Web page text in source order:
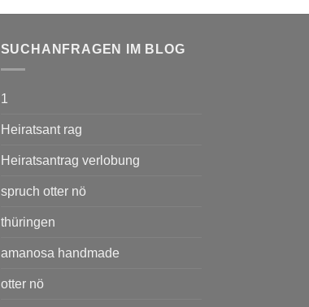
SUCHANFRAGEN IM BLOG
1
Heiratsant rag
Heiratsantrag verlobung
spruch otter nö
thüringen
amanosa handmade
otter nö